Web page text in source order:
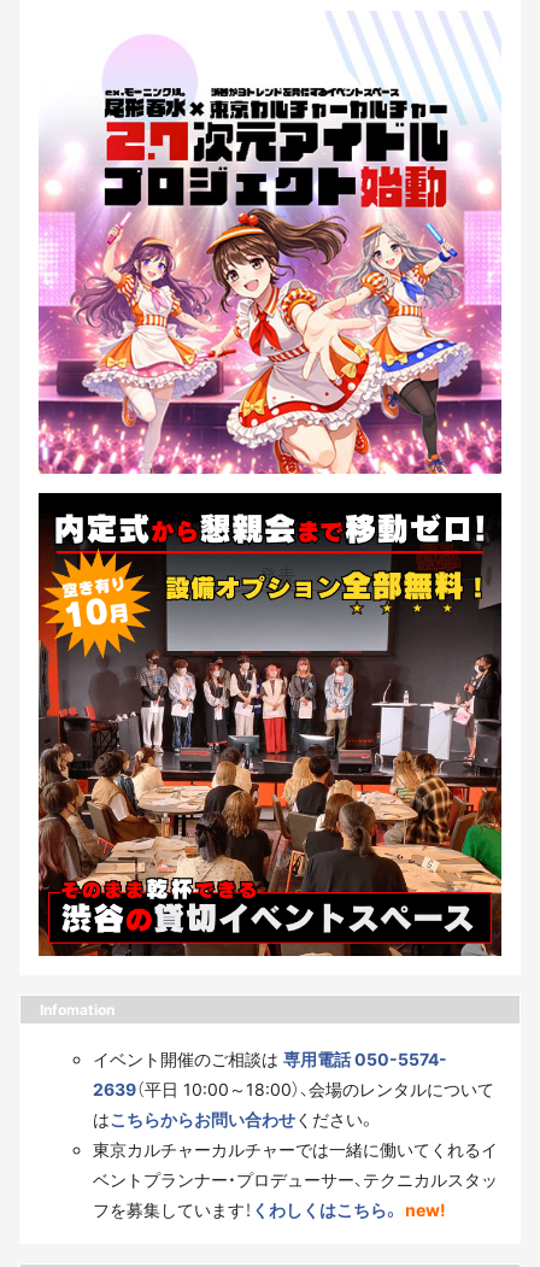
Infomation
イベント開催のご相談は 専用電話 050-5574-
2639（平日 10:00～18:00）、会場のレンタルについて
はこちらからお問い合わせください。
東京カルチャーカルチャーでは一緒に働いてくれるイ
ベントプランナー・プロデューサー、テクニカルスタッ
フを募集しています！ くわしくはこちら。 new!